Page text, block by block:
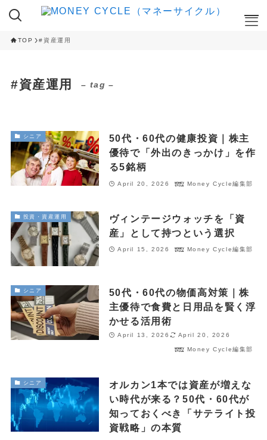
NISA
RANKING
クレカ積立ランキング
NISA 投資信託ランキング
ふるさと納税 返礼品ランキング
ハイステータスカード 入会キャンペーン
ネット証券 新規口座開設キャンペーン
CAMPAIGN
金・プラチナ買取相場
Vintage Watch Market
etc.
April 20, 2026 シニア
50代・60代の健康投資｜株主優待で「外出のきっかけ」を作る5
銘柄
TOP #資産運用
#資産運用 – tag –
シニア
50代・60代の健康投資｜株主
優待で「外出のきっかけ」を作
る5銘柄
April 20, 2026 Money Cycle編集部
投資・資産運用
ヴィンテージウォッチを「資
産」として持つという選択
April 15, 2026 Money Cycle編集部
シニア
50代・60代の物価高対策｜株
主優待で食費と日用品を賢く浮
かせる活用術
April 13, 2026 April 20, 2026
Money Cycle編集部
シニア
オルカン1本では資産が増えな
い時代が来る？50代・60代が
知っておくべき「サテライト投
資戦略」の本質